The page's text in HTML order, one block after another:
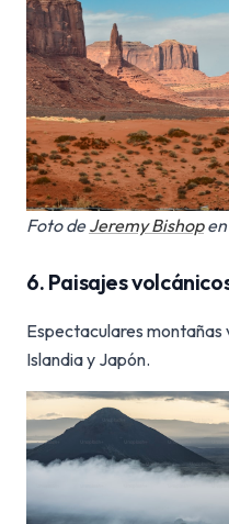
Foto deJeremy Bishopen
6. Paisajes
Espectaculares
Islandia y Japón.